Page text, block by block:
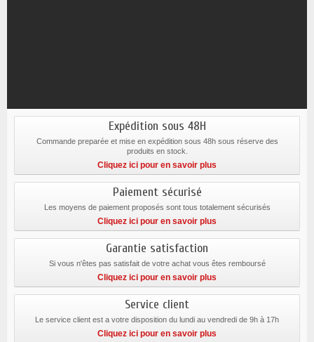
Expédition sous 48H
Commande preparée et mise en expédition sous 48h sous réserve des
produits en stock.
Cliquez ici pour en savoir plus
Paiement sécurisé
Les moyens de paiement proposés sont tous totalement sécurisés
Cliquez ici pour en savoir plus
Garantie satisfaction
Si vous n'êtes pas satisfait de votre achat vous êtes remboursé
Cliquez ici pour en savoir plus
Service client
Le service client est a votre disposition du lundi au vendredi de 9h à 17h
Cliquez ici pour en savoir plus